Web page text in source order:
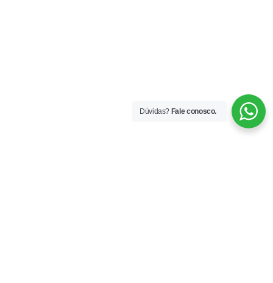
Dúvidas? Fale conosco.